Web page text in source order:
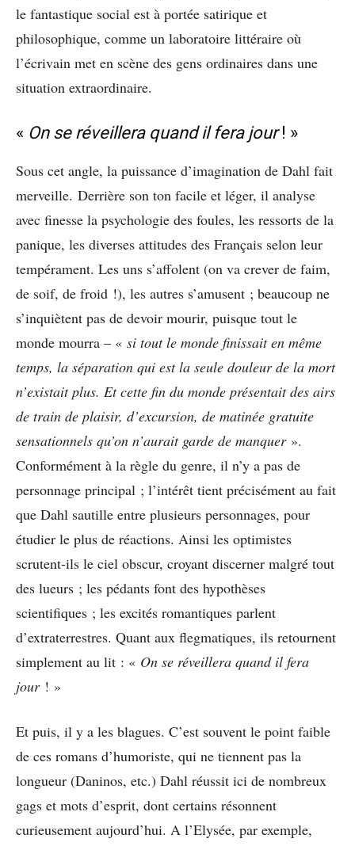
le fantastique social est à portée satirique et
philosophique, comme un laboratoire littéraire où
l’écrivain met en scène des gens ordinaires dans une
situation extraordinaire.
« On se réveillera quand il fera jour! »
Sous cet angle, la puissance d’imagination de Dahl fait
merveille. Derrière son ton facile et léger, il analyse
avec finesse la psychologie des foules, les ressorts de la
panique, les diverses attitudes des Français selon leur
tempérament. Les uns s’affolent (on va crever de faim,
de soif, de froid !), les autres s’amusent ; beaucoup ne
s’inquiètent pas de devoir mourir, puisque tout le
monde mourra – « si tout le monde finissait en même
temps, la séparation qui est la seule douleur de la mort
n’existait plus. Et cette fin du monde présentait des airs
de train de plaisir, d’excursion, de matinée gratuite
sensationnels qu’on n’aurait garde de manquer ».
Conformément à la règle du genre, il n’y a pas de
personnage principal ; l’intérêt tient précisément au fait
que Dahl sautille entre plusieurs personnages, pour
étudier le plus de réactions. Ainsi les optimistes
scrutent-ils le ciel obscur, croyant discerner malgré tout
des lueurs ; les pédants font des hypothèses
scientifiques ; les excités romantiques parlent
d’extraterrestres. Quant aux flegmatiques, ils retournent
simplement au lit : « On se réveillera quand il fera
jour ! »
Et puis, il y a les blagues. C’est souvent le point faible
de ces romans d’humoriste, qui ne tiennent pas la
longueur (Daninos, etc.) Dahl réussit ici de nombreux
gags et mots d’esprit, dont certains résonnent
curieusement aujourd’hui. A l’Elysée, par exemple,